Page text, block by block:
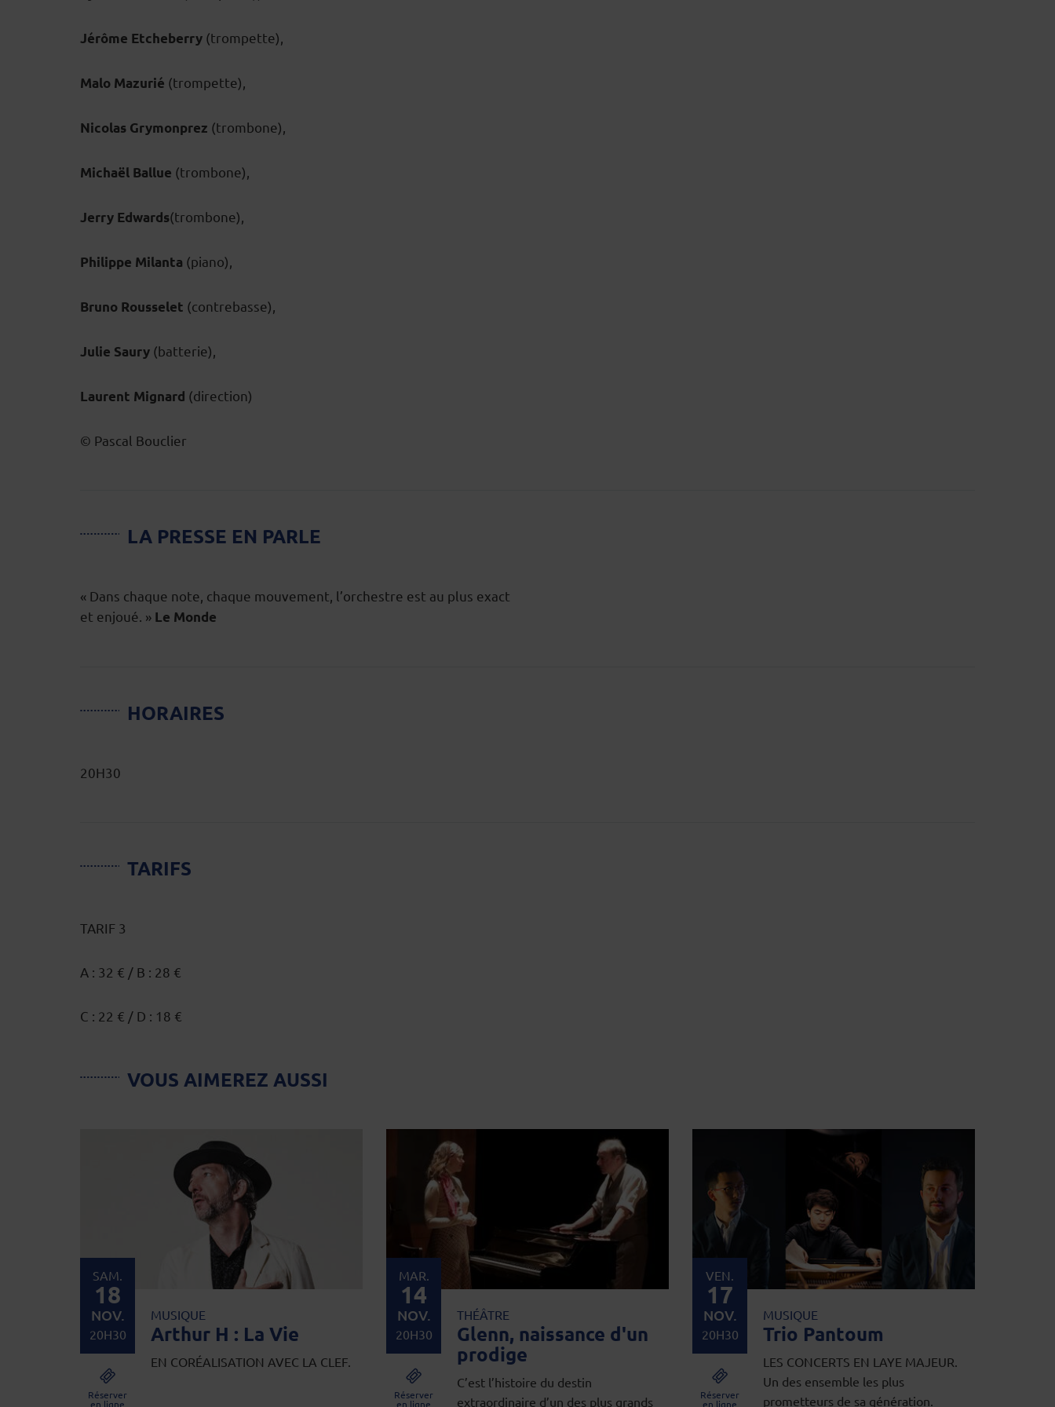
Jérôme Etcheberry (trompette),
Malo Mazurié (trompette),
Nicolas Grymonprez (trombone),
Michaël Ballue (trombone),
Jerry Edwards(trombone),
Philippe Milanta (piano),
Bruno Rousselet (contrebasse),
Julie Saury (batterie),
Laurent Mignard (direction)
© Pascal Bouclier
LA PRESSE EN PARLE
« Dans chaque note, chaque mouvement, l’orchestre est au plus exact
et enjoué. » Le Monde
HORAIRES
20H30
TARIFS
TARIF 3
A : 32 € / B : 28 €
C : 22 € / D : 18 €
VOUS AIMEREZ AUSSI
MUSIQUE
Arthur H : La Vie
EN CORÉALISATION AVEC LA CLEF.
SAM.
18
NOV.
20H30
Réserver
en ligne
THÉÂTRE
Glenn, naissance d'un
prodige
C’est l’histoire du destin
extraordinaire d’un des plus grands
MAR.
14
NOV.
20H30
Réserver
en ligne
MUSIQUE
Trio Pantoum
LES CONCERTS EN LAYE MAJEUR.
Un des ensemble les plus
prometteurs de sa génération.
VEN.
17
NOV.
20H30
Réserver
en ligne